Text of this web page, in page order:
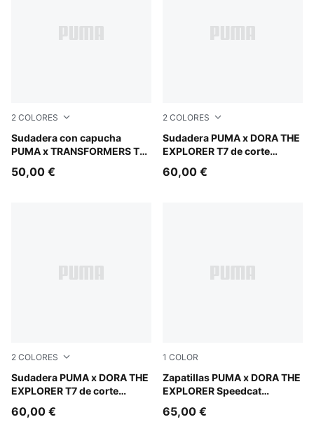
2 COLORES
Sudadera con capucha
PUMA x TRANSFORMERS T7
estampado para niños
Racing Blue
50,00 €
2 COLORES
Sudadera PUMA x DORA THE
EXPLORER T7 de corte
con cremallera para niños
Mauve Glow
60,00 €
2 COLORES
Sudadera PUMA x DORA THE
EXPLORER T7 de corte
con cremallera para niños
Chambray Blue
60,00 €
1 COLOR
Zapatillas PUMA x DORA THE
EXPLORER Speedcat
Mauve Glow-Powder Pink
65,00 €